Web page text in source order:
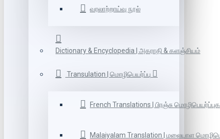
வரலாற்றாய்வு நூல்
Dictionary & Encyclopedia | அகராதி & களஞ்சியம்
Transulation | மொழிபெயர்ப்பு
French Translations | பிரஞ்சு
Malaiyalam Translation | மலையாள